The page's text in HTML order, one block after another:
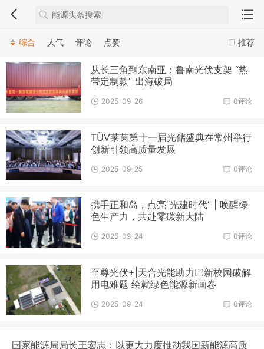
推荐
综合 人气 评论 点赞
从长三角到东南亚：鲁南光伏支架 “热
带定制款” 出海破局
0评论
2025-09-26
TÜV莱茵第十一届光储盛典在常州举行
创新引领高质量发展
0评论
2025-09-25
携手正和岛，点亮“光建时代” | 唤醒绿
色生产力，共赴零碳新大陆
0评论
2025-09-24
至尊光伏+|天合光能助力巴新校园破解
用电难题 绘就绿色能源新画卷
0评论
2025-09-24
国家能源局局长王宏志：以更大力度推动我国新能源高质